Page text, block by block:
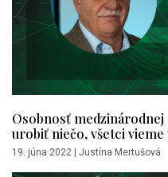
Osobnosť medzinárodnej
urobiť niečo, všetci
19. júna 2022 Justína Mertušová